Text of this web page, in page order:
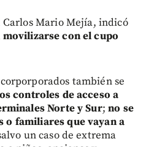
Mario Mejía, indicó
con el cupo
también se
controles de acceso a
Norte y Sur;no se
familiares que vayan a
un caso de extrema